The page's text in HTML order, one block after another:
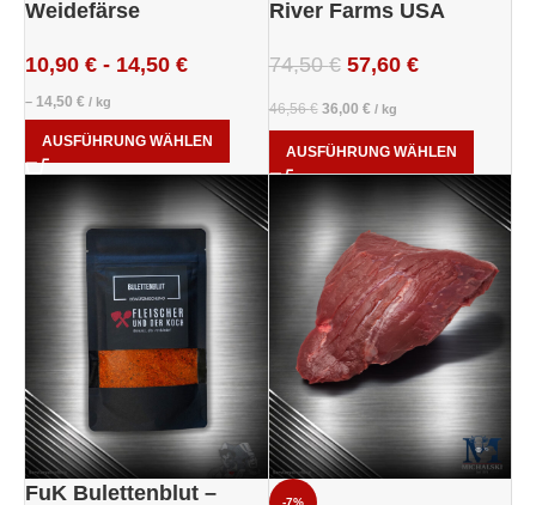
Weidefärse
10,90 € - 14,50 €
– 14,50 € / kg
AUSFÜHRUNG WÄHLEN
River Farms USA
74,50€ 57,60 €
46,56€ 36,00 € / kg
AUSFÜHRUNG WÄHLEN
FuK Bulettenblut –
-7%